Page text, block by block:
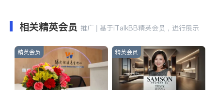
相关精英会员 推广 | 基于iTalkBB精英会员，进行展示
精英会员 精英会员